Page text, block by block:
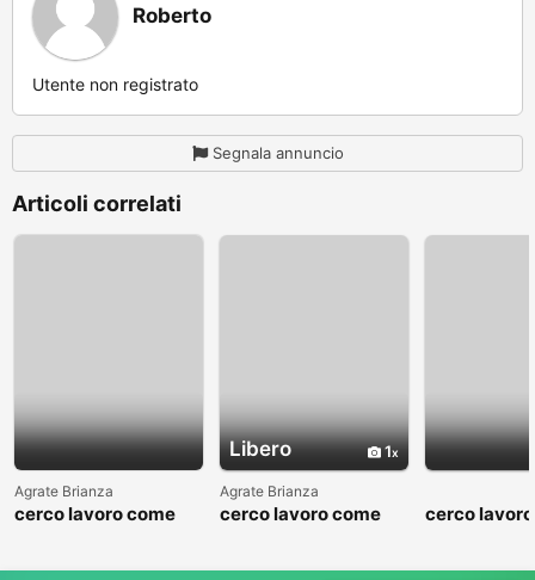
Roberto
Utente non registrato
Segnala annuncio
Articoli correlati
Agrate Brianza
cerco lavoro come
Libero 1
Agrate Brianza
cerco lavoro come
cerco